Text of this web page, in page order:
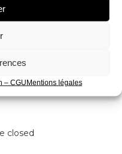
– CGUMentions légales
closed